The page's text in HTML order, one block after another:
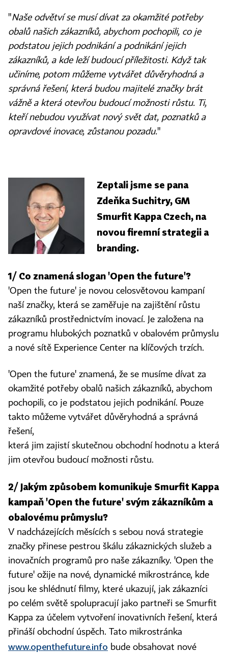
"Naše odvětví se musí dívat za okamžité potřeby
obalů našich zákazníků, abychom pochopili, co je
podstatou jejich podnikání a podnikání jejich
zákazníků, a kde leží budoucí příležitosti. Když tak
učiníme, potom můžeme vytvářet důvěryhodná a
správná řešení, která budou majitelé značky brát
vážně a která otevřou budoucí možnosti růstu. Ti,
kteří nebudou využívat nový svět dat, poznatků a
opravdové inovace, zůstanou pozadu."
Zeptali jsme se pana
Zdeňka Suchitry, GM
Smurfit Kappa Czech, na
novou firemní strategii a
branding.
1/ Co znamená slogan 'Open the future'?
'Open the future' je novou celosvětovou kampaní
naší značky, která se zaměřuje na zajištění růstu
zákazníků prostřednictvím inovací. Je založena na
programu hlubokých poznatků v obalovém průmyslu
a nové sítě Experience Center na klíčových trzích.
'Open the future' znamená, že se musíme dívat za
okamžité potřeby obalů našich zákazníků, abychom
pochopili, co je podstatou jejich podnikání. Pouze
takto můžeme vytvářet důvěryhodná a správná
řešení,
která jim zajistí skutečnou obchodní hodnotu a která
jim otevřou budoucí možnosti růstu.
2/ Jakým způsobem komunikuje Smurfit Kappa
kampaň 'Open the future' svým zákazníkům a
obalovému průmyslu?
V nadcházejících měsících s sebou nová strategie
značky přinese pestrou škálu zákaznických služeb a
inovačních programů pro naše zákazníky. 'Open the
future' ožije na nové, dynamické mikrostránce, kde
jsou ke shlédnutí filmy, které ukazují, jak zákazníci
po celém světě spolupracují jako partneři se Smurfit
Kappa za účelem vytvoření inovativních řešení, která
přináší obchodní úspěch. Tato mikrostránka
www.openthefuture.info bude obsahovat nové